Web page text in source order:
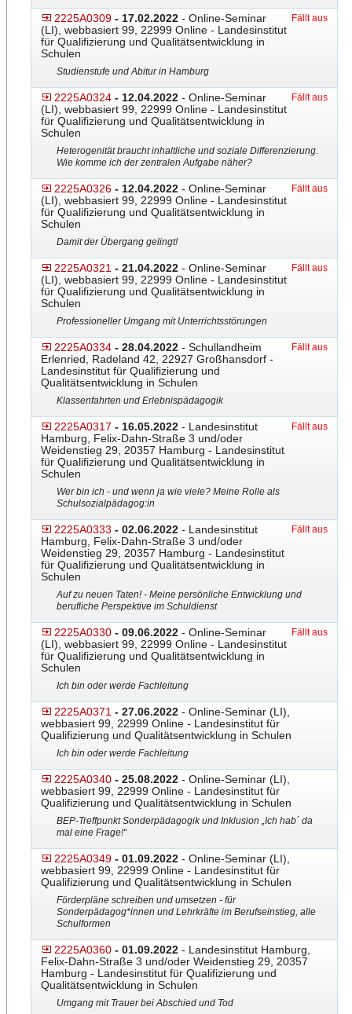
2225A0309 - 17.02.2022 - Online-Seminar
(LI), webbasiert 99, 22999 Online - Landesinstitut
für Qualifizierung und Qualitätsentwicklung in
Schulen
Fällt aus
Studienstufe und Abitur in Hamburg
2225A0324 - 12.04.2022 - Online-Seminar
(LI), webbasiert 99, 22999 Online - Landesinstitut
für Qualifizierung und Qualitätsentwicklung in
Schulen
Fällt aus
Heterogenität braucht inhaltliche und soziale Differenzierung.
Wie komme ich der zentralen Aufgabe näher?
2225A0326 - 12.04.2022 - Online-Seminar
(LI), webbasiert 99, 22999 Online - Landesinstitut
für Qualifizierung und Qualitätsentwicklung in
Schulen
Fällt aus
Damit der Übergang gelingt!
2225A0321 - 21.04.2022 - Online-Seminar
(LI), webbasiert 99, 22999 Online - Landesinstitut
für Qualifizierung und Qualitätsentwicklung in
Schulen
Fällt aus
Professioneller Umgang mit Unterrichtsstörungen
2225A0334 - 28.04.2022 - Schullandheim
Erlenried, Radeland 42, 22927 Großhansdorf -
Landesinstitut für Qualifizierung und
Qualitätsentwicklung in Schulen
Fällt aus
Klassenfahrten und Erlebnispädagogik
2225A0317 - 16.05.2022 - Landesinstitut
Hamburg, Felix-Dahn-Straße 3 und/oder
Weidenstieg 29, 20357 Hamburg - Landesinstitut
für Qualifizierung und Qualitätsentwicklung in
Schulen
Fällt aus
Wer bin ich - und wenn ja wie viele? Meine Rolle als
Schulsozialpädagog:in
2225A0333 - 02.06.2022 - Landesinstitut
Hamburg, Felix-Dahn-Straße 3 und/oder
Weidenstieg 29, 20357 Hamburg - Landesinstitut
für Qualifizierung und Qualitätsentwicklung in
Schulen
Fällt aus
Auf zu neuen Taten! - Meine persönliche Entwicklung und
berufliche Perspektive im Schuldienst
2225A0330 - 09.06.2022 - Online-Seminar
(LI), webbasiert 99, 22999 Online - Landesinstitut
für Qualifizierung und Qualitätsentwicklung in
Schulen
Fällt aus
Ich bin oder werde Fachleitung
2225A0371 - 27.06.2022 - Online-Seminar (LI),
webbasiert 99, 22999 Online - Landesinstitut für
Qualifizierung und Qualitätsentwicklung in Schulen
Ich bin oder werde Fachleitung
2225A0340 - 25.08.2022 - Online-Seminar (LI),
webbasiert 99, 22999 Online - Landesinstitut für
Qualifizierung und Qualitätsentwicklung in Schulen
BEP-Treffpunkt Sonderpädagogik und Inklusion „Ich hab´ da
mal eine Frage!“
2225A0349 - 01.09.2022 - Online-Seminar (LI),
webbasiert 99, 22999 Online - Landesinstitut für
Qualifizierung und Qualitätsentwicklung in Schulen
Förderpläne schreiben und umsetzen - für
Sonderpädagog*innen und Lehrkräfte im Berufseinstieg, alle
Schulformen
2225A0360 - 01.09.2022 - Landesinstitut Hamburg,
Felix-Dahn-Straße 3 und/oder Weidenstieg 29, 20357
Hamburg - Landesinstitut für Qualifizierung und
Qualitätsentwicklung in Schulen
Umgang mit Trauer bei Abschied und Tod